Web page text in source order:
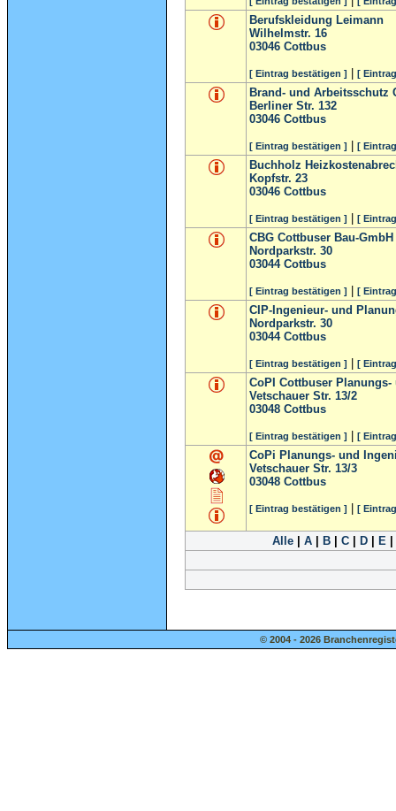
Berufskleidung Leimann
Wilhelmstr. 16
03046 Cottbus
[ Eintrag bestätigen ] [
Brand- und Arbeitsschutz
Berliner Str. 132
03046 Cottbus
[ Eintrag bestätigen ] [
Buchholz
Kopfstr. 23
03046 Cottbus
[ Eintrag bestätigen ] [
CBG Cottbuser Bau-GmbH
Nordparkstr. 30
03044 Cottbus
[ Eintrag bestätigen ] [
CIP-Ingenieur- und
Nordparkstr. 30
03044 Cottbus
[ Eintrag bestätigen ] [
CoPI Cottbuser
Vetschauer Str. 13/2
03048 Cottbus
[ Eintrag bestätigen ] [
CoPi Planungs- und
Vetschauer Str. 13/3
03048 Cottbus
[ Eintrag bestätigen ] [
Alle| A| B| C| D| E|
© 2004 - 2026